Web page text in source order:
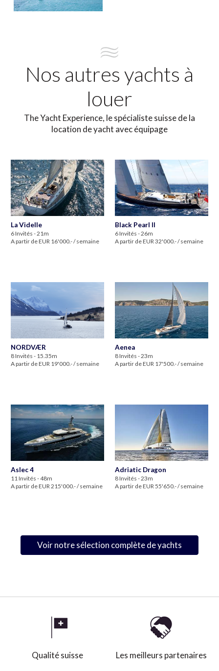
Nos autres yachts à
louer
The Yacht Experience, le spécialiste suisse de la
location de yacht avec équipage
La Videlle
6 Invités - 21m
A partir de EUR 16'000.- / semaine
Black Pearl II
6 Invités - 26m
A partir de EUR 32'000.- / semaine
NORDVÆR
8 Invités - 15.35m
A partir de EUR 19'000.- / semaine
Aenea
8 Invités - 23m
A partir de EUR 17'500.- / semaine
Aslec 4
11 Invités - 48m
A partir de EUR 215'000.- / semaine
Adriatic Dragon
8 Invités - 23m
A partir de EUR 55'650.- / semaine
Voir notre sélection complète de yachts
Qualité suisse Les meilleurs partenaires